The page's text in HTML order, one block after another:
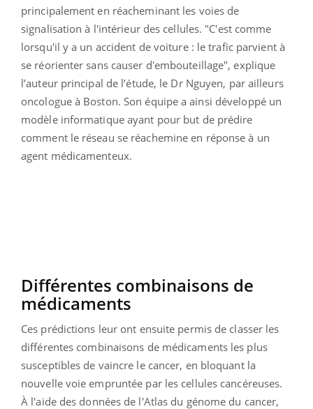
principalement en réacheminant les voies de
signalisation à l'intérieur des cellules. "C'est comme
lorsqu'il y a un accident de voiture : le trafic parvient à
se réorienter sans causer d'embouteillage", explique
l’auteur principal de l’étude, le Dr Nguyen, par ailleurs
oncologue à Boston. Son équipe a ainsi développé un
modèle informatique ayant pour but de prédire
comment le réseau se réachemine en réponse à un
agent médicamenteux.
Différentes combinaisons de
médicaments
Ces prédictions leur ont ensuite permis de classer les
différentes combinaisons de médicaments les plus
susceptibles de vaincre le cancer, en bloquant la
nouvelle voie empruntée par les cellules cancéreuses.
À l'aide des données de l'Atlas du génome du cancer,